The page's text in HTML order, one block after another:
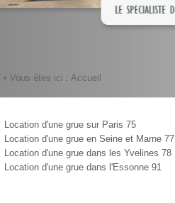
• Vous êtes ici : Accueil
Location d'une grue sur Paris 75
Location d'une grue en Seine et Marne 77
Location d'une grue dans les Yvelines 78
Location d'une grue dans l'Essonne 91